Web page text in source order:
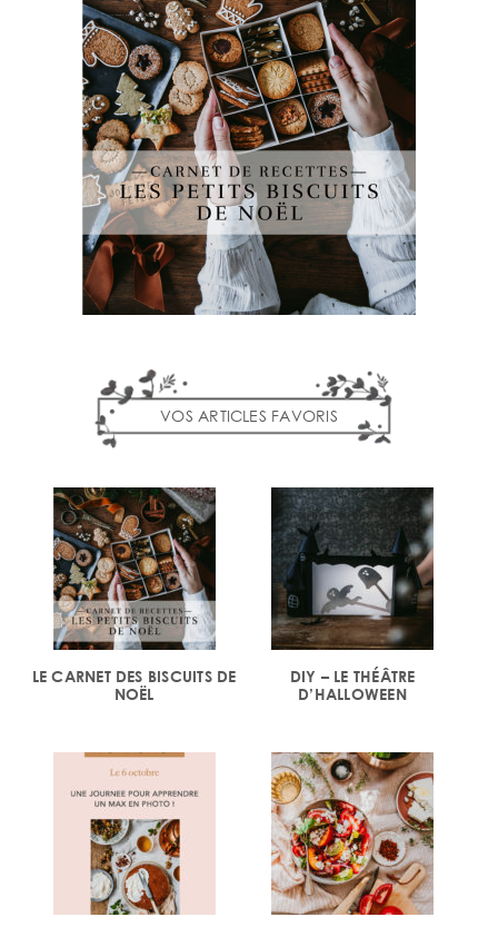
VOS ARTICLES FAVORIS
LE CARNET DES BISCUITS DE
NOËL
DIY – LE THÉÂTRE
D’HALLOWEEN